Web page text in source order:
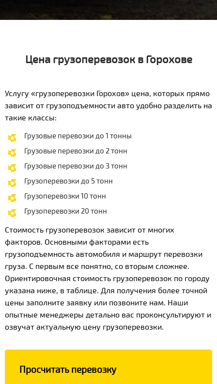
Цена грузоперевозок в Горохове
Услугу «грузоперевозки Горохов» цена, которых прямо
зависит от грузоподъемности авто удобно разделить на
такие классы:
Грузовые перевозки до 1 тонны
Грузовые перевозки до 2 тонн
Грузовые перевозки до 3 тонн
Грузоперевозки до 5 тонн
Грузоперевозки 10 тонн
Грузоперевозки 20 тонн
Стоимость грузоперевозок зависит от многих
факторов. Основными факторами есть
грузоподъемность автомобиля и маршрут перевозки
груза. С первым все понятно, со вторым сложнее.
Ориентировочная стоимость грузоперевозок по городу
указана ниже, в таблице. Для получения более точной
цены заполните заявку или позвоните нам. Наши
опытные менеджеры детально вас проконсультируют и
озвучат актуальную цену грузоперевозки.
Просчитать перевозку